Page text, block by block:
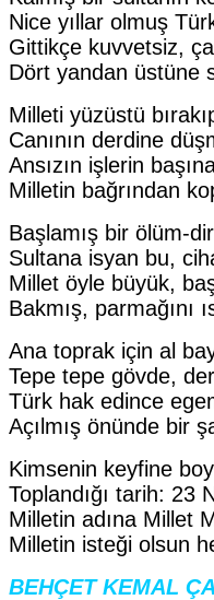
Nice yıllar olmuş
Gittikçe kuvvetsiz,
Dört yandan üstüne
Milleti yüzüstü
Canının derdine
Ansızın işlerin
Milletin bağrından
Başlamış bir ölüm-
Sultana isyan bu,
Millet öyle büyük,
Bakmış, parmağını
Ana toprak için al
Tepe tepe gövde,
Türk hak edince
Açılmış önünde bir
Kimsenin keyfine
Toplandığı tarih: 23
Milletin adına Millet
Milletin isteği olsun
BEHÇET KEMAL